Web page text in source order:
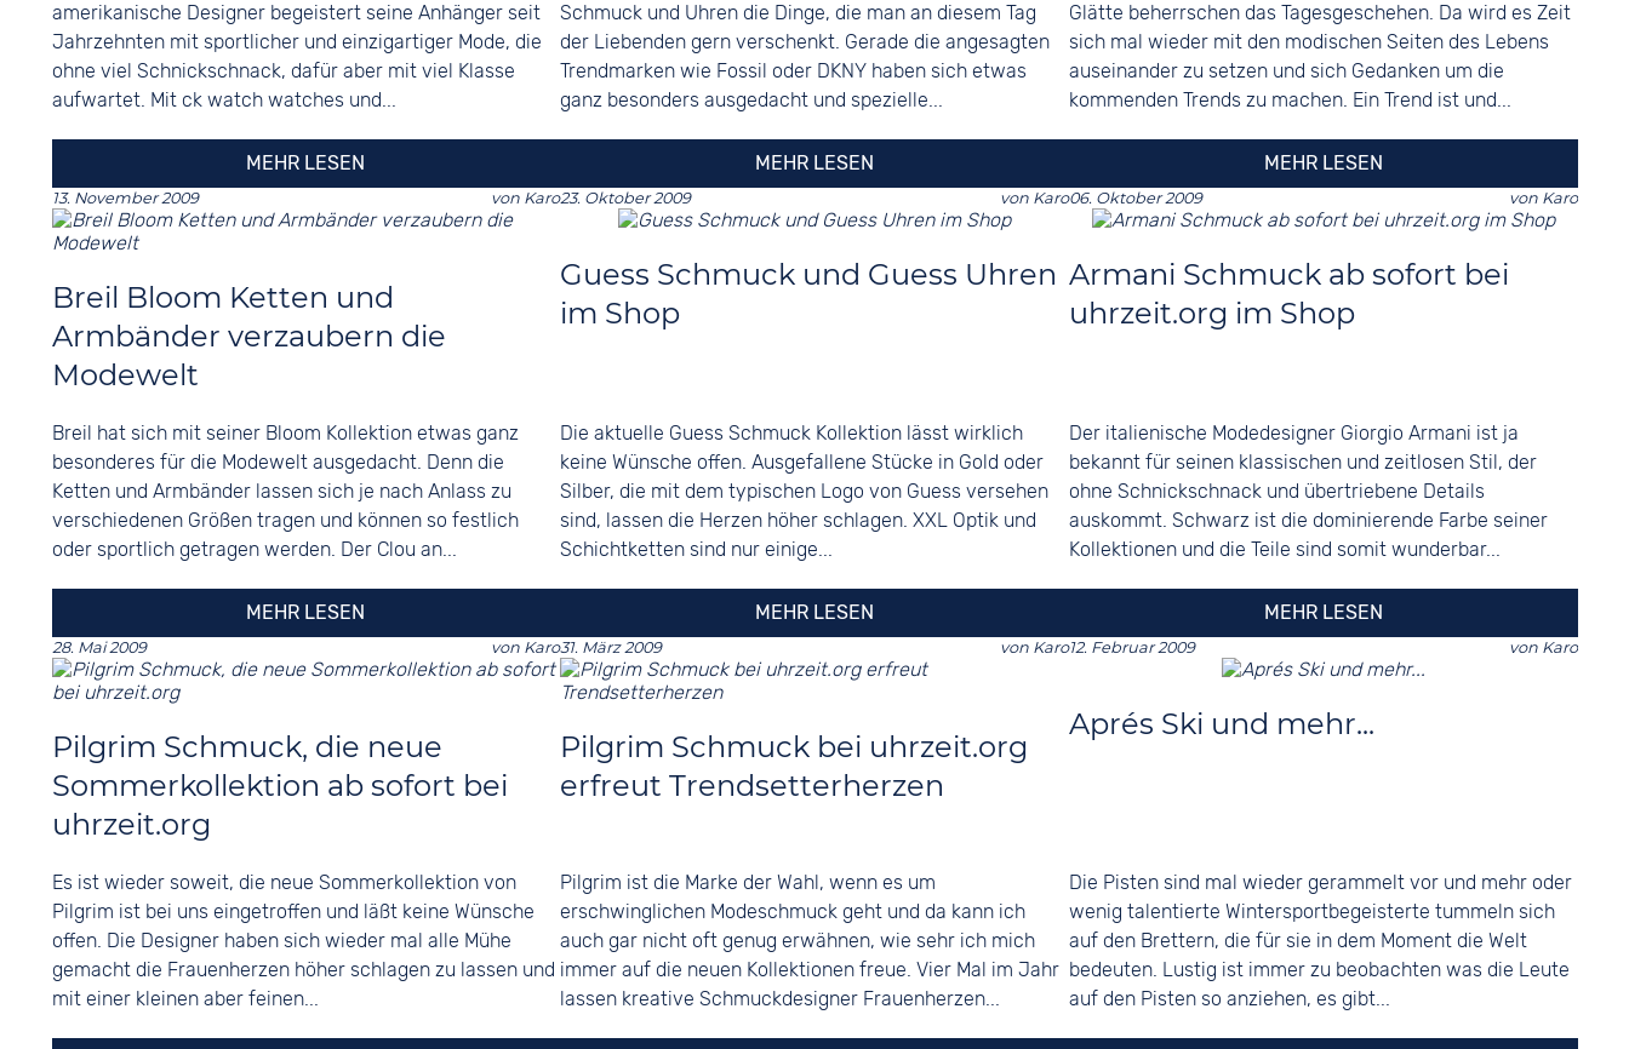
amerikanische Designer begeistert seine Anhänger seit
Jahrzehnten mit sportlicher und einzigartiger Mode, die
ohne viel Schnickschnack, dafür aber mit viel Klasse
aufwartet. Mit ck watch watches und...
MEHR LESEN
Schmuck und Uhren die Dinge, die man an diesem Tag
der Liebenden gern verschenkt. Gerade die angesagten
Trendmarken wie Fossil oder DKNY haben sich etwas
ganz besonders ausgedacht und spezielle...
MEHR LESEN
Glätte beherrschen das Tagesgeschehen. Da wird es Zeit
sich mal wieder mit den modischen Seiten des Lebens
auseinander zu setzen und sich Gedanken um die
kommenden Trends zu machen. Ein Trend ist und...
MEHR LESEN
13. November 2009 von Karo
Breil Bloom Ketten und
Armbänder verzaubern die
Modewelt
Breil hat sich mit seiner Bloom Kollektion etwas ganz
besonderes für die Modewelt ausgedacht. Denn die
Ketten und Armbänder lassen sich je nach Anlass zu
verschiedenen Größen tragen und können so festlich
oder sportlich getragen werden. Der Clou an...
MEHR LESEN
23. Oktober 2009 von Karo
Guess Schmuck und Guess Uhren
im Shop
Die aktuelle Guess Schmuck Kollektion lässt wirklich
keine Wünsche offen. Ausgefallene Stücke in Gold oder
Silber, die mit dem typischen Logo von Guess versehen
sind, lassen die Herzen höher schlagen. XXL Optik und
Schichtketten sind nur einige...
MEHR LESEN
06. Oktober 2009 von Karo
Armani Schmuck ab sofort bei
uhrzeit.org im Shop
Der italienische Modedesigner Giorgio Armani ist ja
bekannt für seinen klassischen und zeitlosen Stil, der
ohne Schnickschnack und übertriebene Details
auskommt. Schwarz ist die dominierende Farbe seiner
Kollektionen und die Teile sind somit wunderbar...
MEHR LESEN
28. Mai 2009 von Karo
Pilgrim Schmuck, die neue
Sommerkollektion ab sofort bei
uhrzeit.org
Es ist wieder soweit, die neue Sommerkollektion von
Pilgrim ist bei uns eingetroffen und läßt keine Wünsche
offen. Die Designer haben sich wieder mal alle Mühe
gemacht die Frauenherzen höher schlagen zu lassen und
mit einer kleinen aber feinen...
31. März 2009 von Karo
Pilgrim Schmuck bei uhrzeit.org
erfreut Trendsetterherzen
Pilgrim ist die Marke der Wahl, wenn es um
erschwinglichen Modeschmuck geht und da kann ich
auch gar nicht oft genug erwähnen, wie sehr ich mich
immer auf die neuen Kollektionen freue. Vier Mal im Jahr
lassen kreative Schmuckdesigner Frauenherzen...
12. Februar 2009 von Karo
Aprés Ski und mehr...
Die Pisten sind mal wieder gerammelt vor und mehr oder
wenig talentierte Wintersportbegeisterte tummeln sich
auf den Brettern, die für sie in dem Moment die Welt
bedeuten. Lustig ist immer zu beobachten was die Leute
auf den Pisten so anziehen, es gibt...